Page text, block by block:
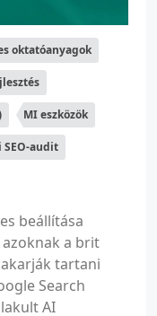
oktatóanyagok
MI eszközök
SEO-audit
beállítása
a brit
tartani
Search
AI